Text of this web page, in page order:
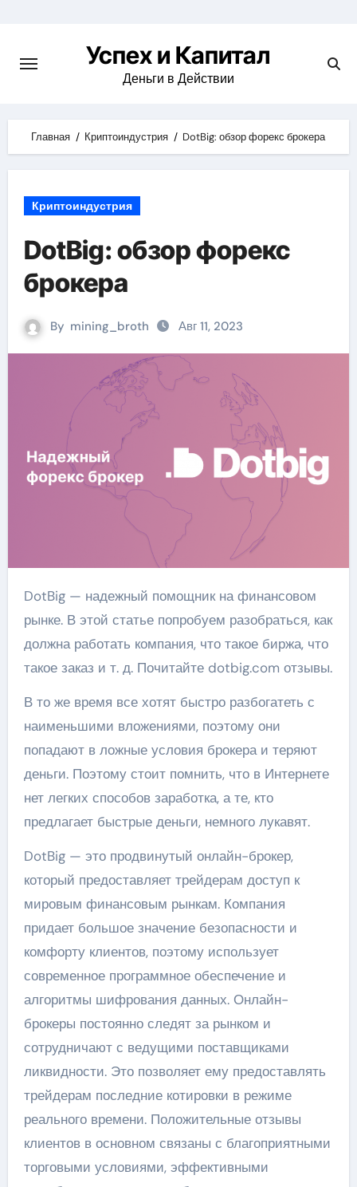
content
Успех и Капитал
Деньги в Действии
Главная Криптоиндустрия DotBig: обзор форекс брокера
Криптоиндустрия
DotBig: обзор форекс
брокера
By mining_broth Авг 11, 2023
DotBig — надежный помощник на финансовом
рынке. В этой статье попробуем разобраться, как
должна работать компания, что такое биржа, что
такое заказ и т. д. Почитайте dotbig.com отзывы.
В то же время все хотят быстро разбогатеть с
наименьшими вложениями, поэтому они
попадают в ложные условия брокера и теряют
деньги. Поэтому стоит помнить, что в Интернете
нет легких способов заработка, а те, кто
предлагает быстрые деньги, немного лукавят.
DotBig — это продвинутый онлайн-брокер,
который предоставляет трейдерам доступ к
мировым финансовым рынкам. Компания
придает большое значение безопасности и
комфорту клиентов, поэтому использует
современное программное обеспечение и
алгоритмы шифрования данных. Онлайн-
брокеры постоянно следят за рынком и
сотрудничают с ведущими поставщиками
ликвидности. Это позволяет ему предоставлять
трейдерам последние котировки в режиме
реального времени. Положительные отзывы
клиентов в основном связаны с благоприятными
торговыми условиями, эффективными